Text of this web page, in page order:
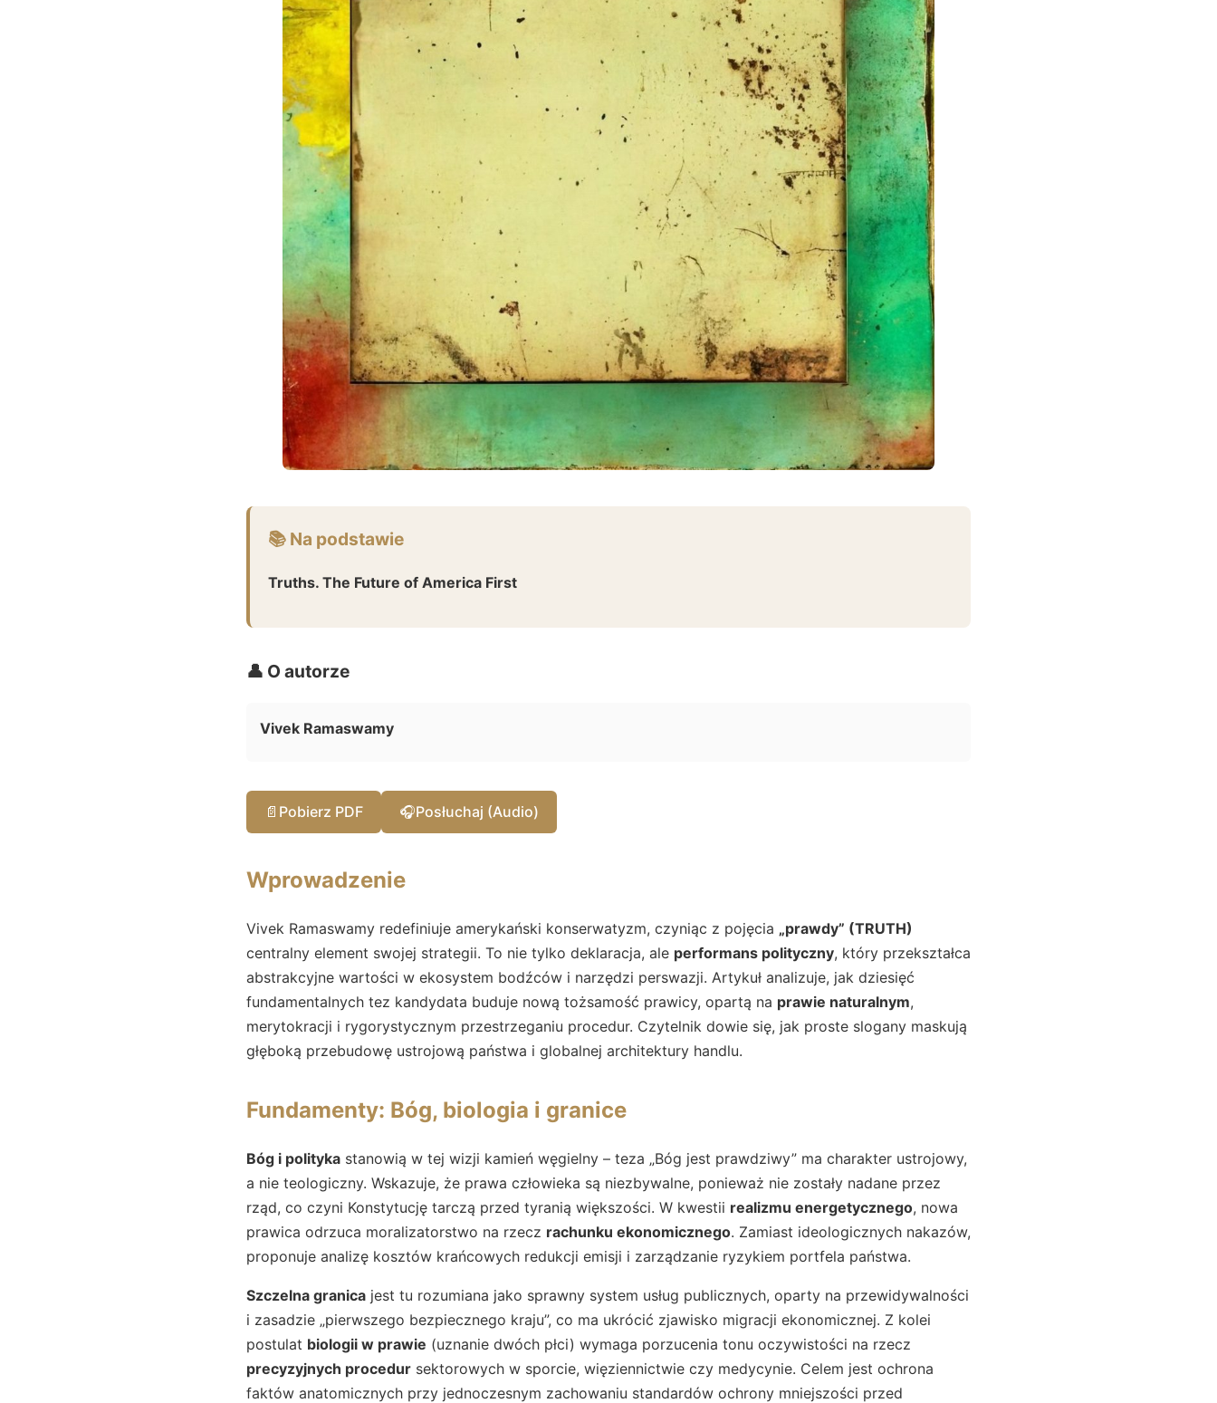
📚 Na podstawie
Truths. The Future of America First
👤 O autorze
Vivek Ramaswamy
📄 Pobierz PDF 🎧Posłuchaj (Audio)
Wprowadzenie
Vivek Ramaswamy redefiniuje amerykański konserwatyzm, czyniąc z pojęcia „prawdy” (TRUTH)
centralny element swojej strategii. To nie tylko deklaracja, ale performans polityczny, który przekształca
abstrakcyjne wartości w ekosystem bodźców i narzędzi perswazji. Artykuł analizuje, jak dziesięć
fundamentalnych tez kandydata buduje nową tożsamość prawicy, opartą na prawie naturalnym,
merytokracji i rygorystycznym przestrzeganiu procedur. Czytelnik dowie się, jak proste slogany maskują
głęboką przebudowę ustrojową państwa i globalnej architektury handlu.
Fundamenty: Bóg, biologia i granice
Bóg i polityka stanowią w tej wizji kamień węgielny – teza „Bóg jest prawdziwy” ma charakter ustrojowy,
a nie teologiczny. Wskazuje, że prawa człowieka są niezbywalne, ponieważ nie zostały nadane przez
rząd, co czyni Konstytucję tarczą przed tyranią większości. W kwestii realizmu energetycznego, nowa
prawica odrzuca moralizatorstwo na rzecz rachunku ekonomicznego. Zamiast ideologicznych nakazów,
proponuje analizę kosztów krańcowych redukcji emisji i zarządzanie ryzykiem portfela państwa.
Szczelna granica jest tu rozumiana jako sprawny system usług publicznych, oparty na przewidywalności
i zasadzie „pierwszego bezpiecznego kraju”, co ma ukrócić zjawisko migracji ekonomicznej. Z kolei
postulat biologii w prawie (uznanie dwóch płci) wymaga porzucenia tonu oczywistości na rzecz
precyzyjnych procedur sektorowych w sporcie, więziennictwie czy medycynie. Celem jest ochrona
faktów anatomicznych przy jednoczesnym zachowaniu standardów ochrony mniejszości przed